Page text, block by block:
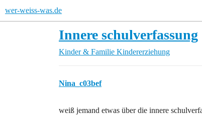
wer-weiss-was.de
Innere schulverfassung
Kinder & Familie Kindererziehung
Nina_c03bef
weiß jemand etwas über die innere